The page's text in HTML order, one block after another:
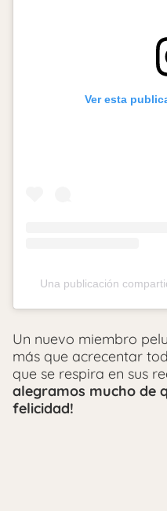
Ver esta
Una publicación
Un nuevo miembro
más que acrecentar
que se respira en sus
alegramos mucho de
felicidad!